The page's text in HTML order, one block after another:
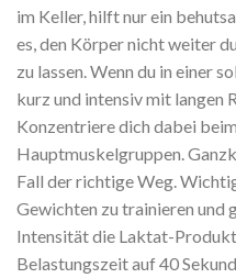
im Keller, hilft nur ein
es, den Körper nicht weiter
zu lassen. Wenn du in einer
kurz und intensiv mit langen
Konzentriere dich dabei
Hauptmuskelgruppen.
Fall der richtige Weg.
Gewichten zu trainieren und
Intensität die Laktat-
Belastungszeit auf 40